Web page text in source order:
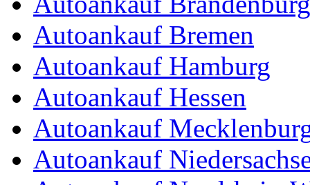
Autoankauf Bremen
Autoankauf Hamburg
Autoankauf Hessen
Autoankauf
Autoankauf